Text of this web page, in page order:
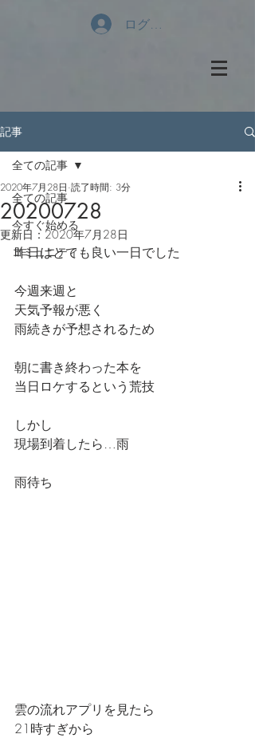
ログイン
記事
全ての記事
今すぐ始める
コミュニティ
全ての記事
20200728
2020年7月28日 読了時間: 3分
更新日： 2020年7月28日
昨日はとても良い一日でした
今週来週と
天気予報が悪く
雨続きが予想されるため
朝に書き終わった本を
当日ロケするという荒技
しかし
現場到着したら…雨
雨待ち
雲の流れアプリを見たら
21時すぎから